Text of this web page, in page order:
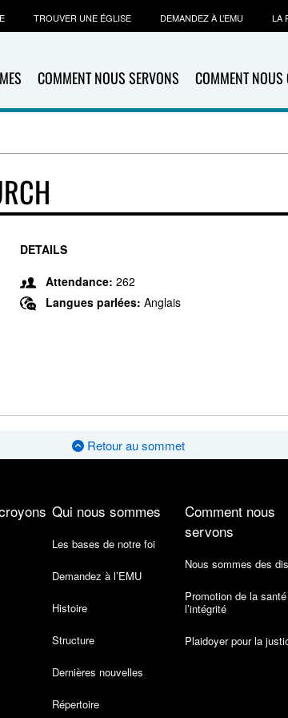
COMMENT NOUS SERVONS COMMENT
TROUVER UNE ÉGLISE DEMANDEZ À L’EMU LA
DETAILS
Attendance: 262
Langues parlées: Anglais
Retour au sommet
Qui nous sommes
Les bases de notre foi
Demandez à l’EMU
Histoire
Structure
Dernières nouvelles
Répertoire
Comment nous
servons
Nous sommes des
Promotion de la
l’intégrité
Plaidoyer pour la